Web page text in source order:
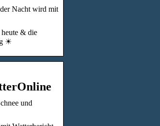
Nacht wird mit
& die
☀
und